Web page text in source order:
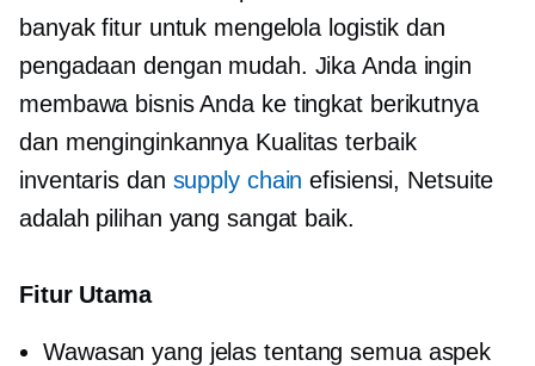
banyak fitur untuk mengelola logistik dan
pengadaan dengan mudah. Jika Anda ingin
membawa bisnis Anda ke tingkat berikutnya
dan menginginkannya Kualitas terbaik
inventaris dan supply chain efisiensi, Netsuite
adalah pilihan yang sangat baik.
Fitur Utama
Wawasan yang jelas tentang semua aspek